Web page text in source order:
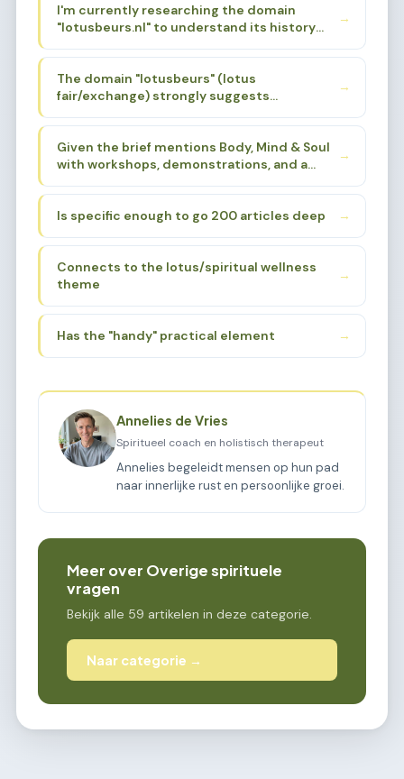
I'm currently researching the domain
"lotusbeurs.nl" to understand its history
provided, I know it was associated with
Body, Mind & Soul events. I need to find a
specific sub-sub-niche that aligns with the
deep enough for 200 articles.
→
The domain "lotusbeurs" (lotus
fair/exchange) strongly suggests
holistic living. The lotus flower is a powerful
symbol in Eastern spirituality - Buddhism,
Hinduism, yoga traditions. The "beurs"
place for these practices.
→
Given the brief mentions Body, Mind & Soul
with workshops, demonstrations, and a
sub-niche that:
→
Is specific enough to go 200 articles deep →
Connects to the lotus/spiritual wellness
theme
→
Has the "handy" practical element →
Annelies de Vries
Spiritueel coach en holistisch therapeut
Annelies begeleidt mensen op hun pad
naar innerlijke rust en persoonlijke groei.
Meer over Overige spirituele
vragen
Bekijk alle 59 artikelen in deze categorie.
Naar categorie →